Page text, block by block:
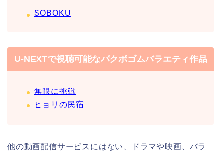
SOBOKU
U-NEXTで視聴可能なパクボゴムバラエティ作品
無限に挑戦
ヒョリの民宿
他の動画配信サービスにはない、ドラマや映画、バラ